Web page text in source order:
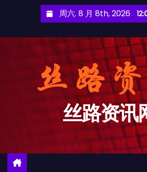
周六. 8 月 8th, 2026
丝路资讯